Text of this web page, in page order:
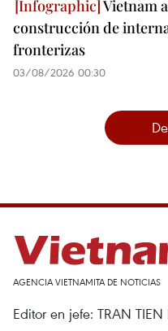
Vietnam
construcción de
fronterizas
03/08/2026 00:30
AGENCIA VIETNAMITA DE NOTICIAS
Editor en jefe: TRAN TIEN